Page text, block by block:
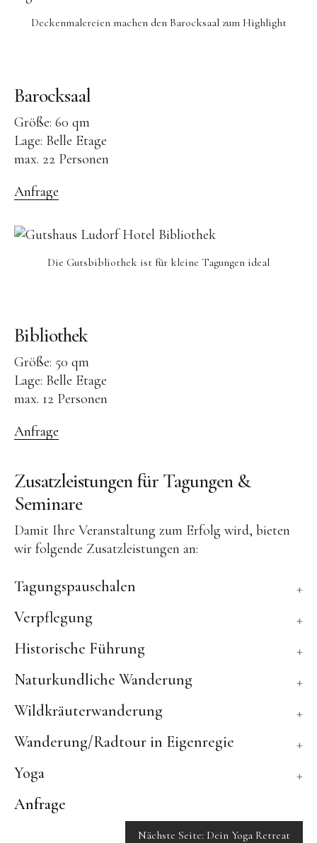
Slow Food
Führungen
Hochzeiten & Trauungen
MenüeintragMenüeintrag
Deckenmalereien machen den Barocksaal zum Highlight
Barocksaal
Größe: 60 qm
Lage: Belle Etage
max. 22 Personen
Anfrage
Die Gutsbibliothek ist für kleine Tagungen ideal
Bibliothek
Größe: 50 qm
Lage: Belle Etage
max. 12 Personen
Anfrage
Zusatzleistungen für Tagungen &
Seminare
Damit Ihre Veranstaltung zum Erfolg wird, bieten
wir folgende Zusatzleistungen an:
Tagungspauschalen
Verpflegung
Historische Führung
Naturkundliche Wanderung
Wildkräuterwanderung
Wanderung/Radtour in Eigenregie
Yoga
Anfrage
Nächste Seite: Dein Yoga Retreat